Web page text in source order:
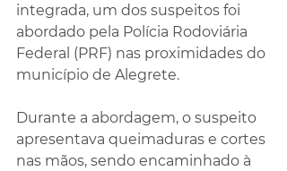
integrada, um dos suspeitos foi
abordado pela Polícia Rodoviária
Federal (PRF) nas proximidades do
município de Alegrete.
Durante a abordagem, o suspeito
apresentava queimaduras e cortes
nas mãos, sendo encaminhado à